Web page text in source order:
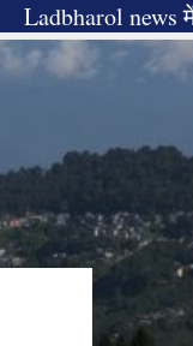
news में आपका